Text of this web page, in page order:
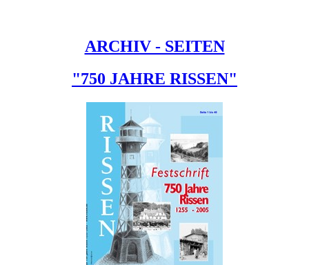
ARCHIV - SEITEN
"750 JAHRE RISSEN"